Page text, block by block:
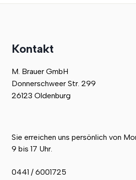
Kontakt
M. Brauer GmbH
Donnerschweer Str. 299
26123 Oldenburg
Sie erreichen uns persönlich von
9 bis 17 Uhr.
0441 / 6001725